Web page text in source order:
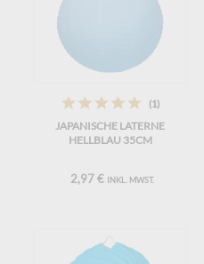
(1)
JAPANISCHE LATERNE
HELLBLAU 35CM
2,97 € INKL. MWST.